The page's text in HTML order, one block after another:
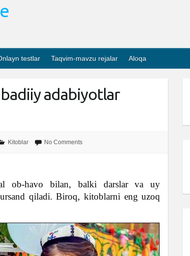
testlar Taqvim-mavzu rejalar Aloqa
badiiy adabiyotlar
Kitoblar No Comments
ob-havo bilan, balki darslar va uy
qiladi. Biroq, kitoblarni eng uzoq